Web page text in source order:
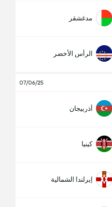
مدغشقر
الرأس الأخضر
07/06/25
أذربيجان
كينيا
إيرلندا الشمالية